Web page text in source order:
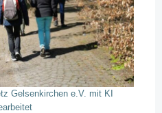
Gelsenkirchen e.V. mit KI